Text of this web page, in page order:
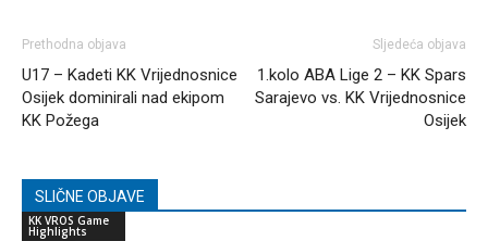
Prethodna objava
U17 – Kadeti KK Vrijednosnice
Osijek dominirali nad ekipom
KK Požega
Sljedeća objava
1.kolo ABA Lige 2 – KK Spars
Sarajevo vs. KK Vrijednosnice
Osijek
SLIČNE OBJAVE
KK VROS Game
Highlights